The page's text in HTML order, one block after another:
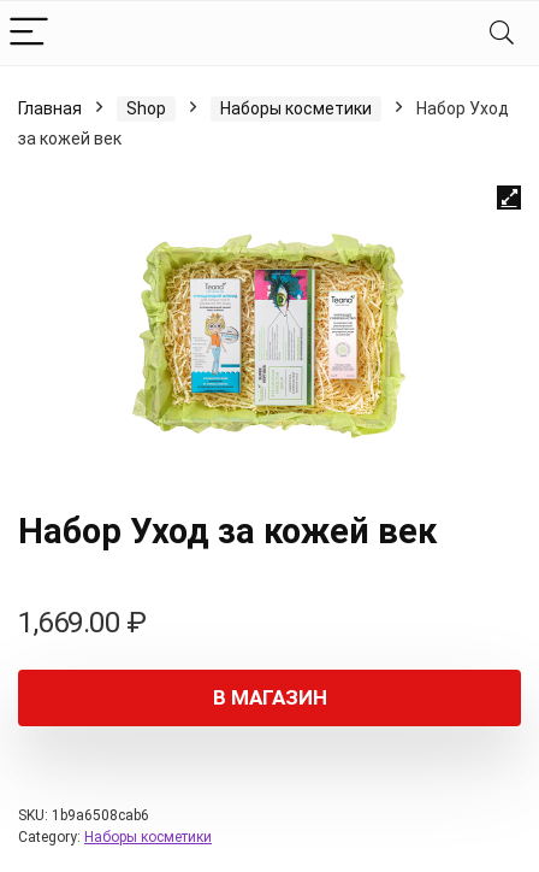
Главная Shop Наборы косметики
Набор Уход
за кожей век
Набор Уход за кожей век
1,669.00 ₽
В МАГАЗИН
SKU: 1b9a6508cab6
Category: Наборы косметики